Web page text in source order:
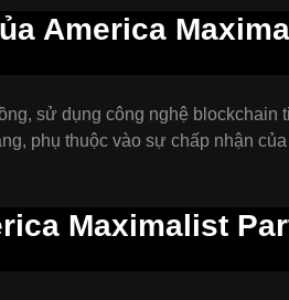
America
sử dụng công nghệ
phụ thuộc vào sự chấp nhận
Maximalist